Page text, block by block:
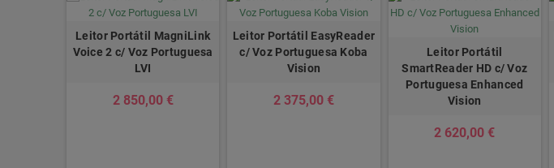
Leitor Portátil MagniLink
Voice 2 c/ Voz Portuguesa
LVI
2 850,00 €
Leitor Portátil EasyReader
c/ Voz Portuguesa Koba
Vision
2 375,00 €
Leitor Portátil
SmartReader HD c/ Voz
Portuguesa Enhanced
Vision
2 620,00 €